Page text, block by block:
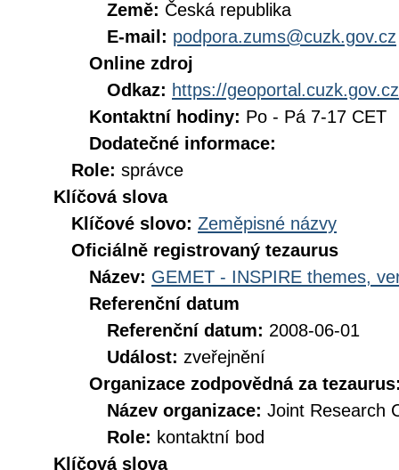
Země: Česká republika
E-mail: podpora.zums@cuzk.gov.cz
Online zdroj
Odkaz: https://geoportal.cuzk.gov.cz
Kontaktní hodiny: Po - Pá 7-17 CET
Dodatečné informace:
Role: správce
Klíčová slova
Klíčové slovo: Zeměpisné názvy
Oficiálně registrovaný tezaurus
Název: GEMET - INSPIRE themes,
Referenční datum
Referenční datum: 2008-06-01
Událost: zveřejnění
Organizace zodpovědná za
Název organizace: Joint Research
Role: kontaktní bod
Klíčová slova